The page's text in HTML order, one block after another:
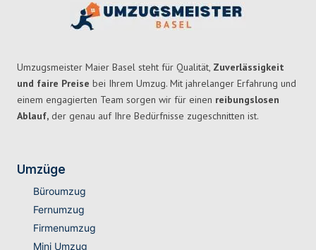
Umzugsmeister Maier Basel steht für Qualität, Zuverlässigkeit
und faire Preise bei Ihrem Umzug. Mit jahrelanger Erfahrung und
einem engagierten Team sorgen wir für einen reibungslosen
Ablauf, der genau auf Ihre Bedürfnisse zugeschnitten ist.
Umzüge
Büroumzug
Fernumzug
Firmenumzug
Mini Umzug